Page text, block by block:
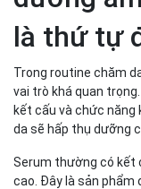
là thứ tự
Trong routine chăm
vai trò khá quan
kết cấu và chức năng
da sẽ hấp thụ dưỡng
Serum thường có kết
cao. Đây là sản phẩm